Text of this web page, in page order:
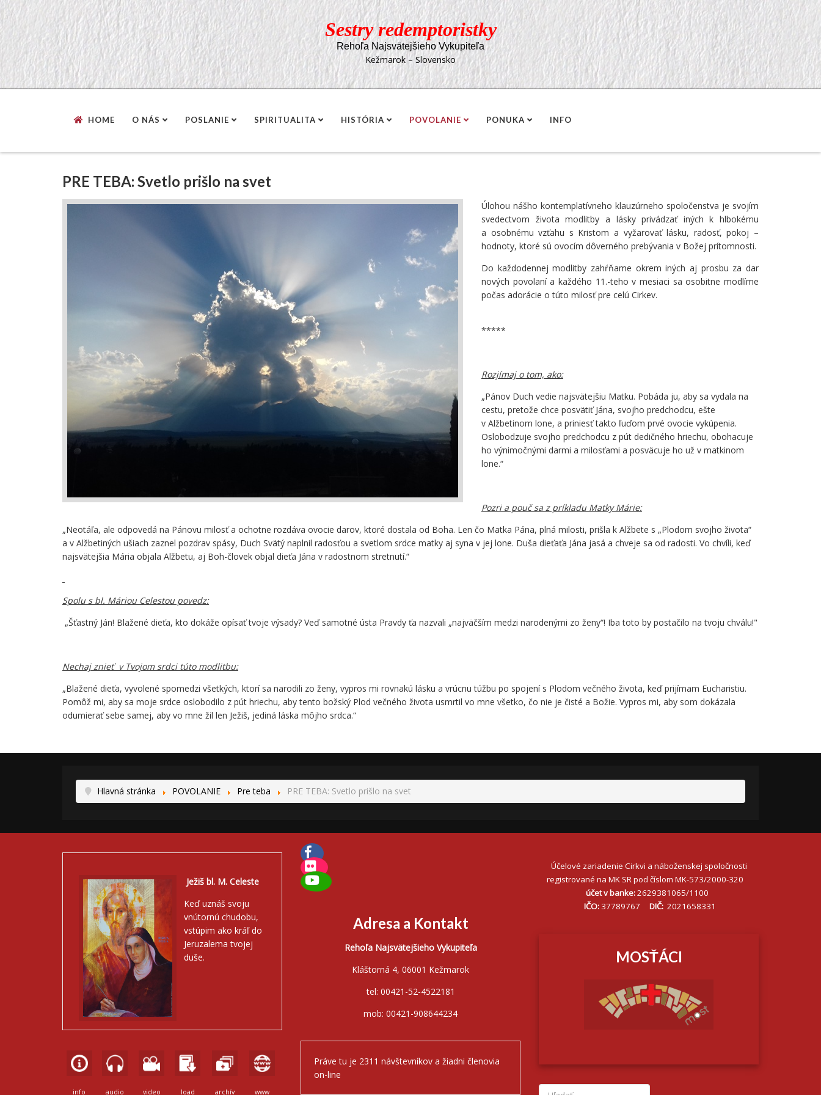
Sestry redemptoristky
Rehoľa Najsvätejšieho Vykupiteľa
Kežmarok – Slovensko
HOME O NÁS POSLANIE SPIRITUALITA HISTÓRIA POVOLANIE PONUKA INFO
PRE TEBA: Svetlo prišlo na svet
Úlohou nášho kontemplatívneho klauzúrneho spoločenstva je svojím
svedectvom života modlitby a lásky privádzať iných k hlbokému
a osobnému vzťahu s Kristom a vyžarovať lásku, radosť, pokoj –
hodnoty, ktoré sú ovocím dôverného prebývania v Božej prítomnosti.
Do každodennej modlitby zahŕňame okrem iných aj prosbu za dar
nových povolaní a každého 11.-teho v mesiaci sa osobitne modlíme
počas adorácie o túto milosť pre celú Cirkev.
*****
Rozjímaj o tom, ako:
„Pánov Duch vedie najsvätejšiu Matku. Pobáda ju, aby sa vydala na
cestu, pretože chce posvätiť Jána, svojho predchodcu, ešte
v Alžbetinom lone, a priniesť takto ľuďom prvé ovocie vykúpenia.
Oslobodzuje svojho predchodcu z pút dedičného hriechu, obohacuje
ho výnimočnými darmi a milosťami a posväcuje ho už v matkinom
lone.“
Pozri a pouč sa z príkladu Matky Márie:
„Neotáľa, ale odpovedá na Pánovu milosť a ochotne rozdáva ovocie darov, ktoré dostala od Boha. Len čo Matka Pána, plná milosti, prišla k Alžbete s „Plodom svojho života“
a v Alžbetiných ušiach zaznel pozdrav spásy, Duch Svätý naplnil radosťou a svetlom srdce matky aj syna v jej lone. Duša dieťaťa Jána jasá a chveje sa od radosti. Vo chvíli, keď
najsvätejšia Mária objala Alžbetu, aj Boh-človek objal dieťa Jána v radostnom stretnutí.“
Spolu s bl. Máriou Celestou povedz:
„Šťastný Ján! Blažené dieťa, kto dokáže opísať tvoje výsady? Veď samotné ústa Pravdy ťa nazvali „najväčším medzi narodenými zo ženy“! Iba toto by postačilo na tvoju chválu!"
Nechaj znieť v Tvojom srdci túto modlitbu:
„Blažené dieťa, vyvolené spomedzi všetkých, ktorí sa narodili zo ženy, vypros mi rovnakú lásku a vrúcnu túžbu po spojení s Plodom večného života, keď prijímam Eucharistiu.
Pomôž mi, aby sa moje srdce oslobodilo z pút hriechu, aby tento božský Plod večného života usmrtil vo mne všetko, čo nie je čisté a Božie. Vypros mi, aby som dokázala
odumierať sebe samej, aby vo mne žil len Ježiš, jediná láska môjho srdca.“
Hlavná stránka POVOLANIE Pre teba PRE TEBA: Svetlo prišlo na svet
Ježiš bl. M. Celeste
Keď uznáš svoju
vnútornú chudobu,
vstúpim ako kráľ do
Jeruzalema tvojej
duše.
info audio video load archív www
Adresa a Kontakt
Rehoľa Najsvätejšieho Vykupiteľa
Kláštorná 4, 06001 Kežmarok
tel: 00421-52-4522181
mob: 00421-908644234
Práve tu je 2311 návštevníkov a žiadni členovia
on-line
Účelové zariadenie Cirkvi a náboženskej spoločnosti
registrované na MK SR pod číslom MK-573/2000-320
účet v banke:2629381065/1100
IČO:37789767 DIČ:2021658331
MOSŤÁCI